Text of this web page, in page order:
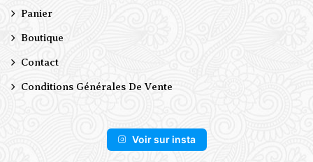
Panier
Boutique
Contact
Conditions Générales De Vente
Voir sur insta